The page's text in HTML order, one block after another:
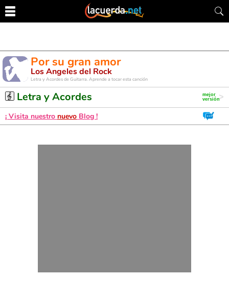
Por su gran amor
Los Angeles del Rock
Letra y Acordes de Guitarra. Aprende a tocar esta canción
Letra y Acordes
¡ Visita nuestro nuevo Blog !